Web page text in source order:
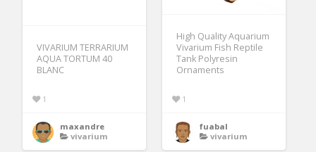
High Quality Aquarium
Vivarium Fish Reptile
Tank Polyresin
Ornaments
1
fuabal
vivarium
VIVARIUM TERRARIUM
AQUA TORTUM 40
BLANC
1
maxandre
vivarium